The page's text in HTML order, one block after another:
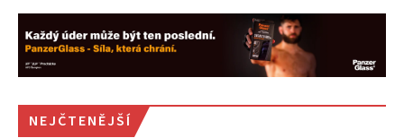
NEJČTENĚJŠÍ